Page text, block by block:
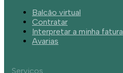
Balcão virtual
Contratar
Interpretar a minha fatura
Avarias
Serviços